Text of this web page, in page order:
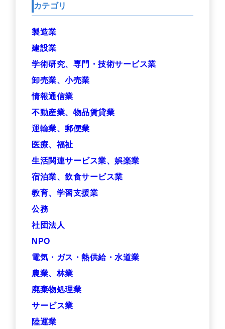
カテゴリ
製造業
建設業
学術研究、専門・技術サービス業
卸売業、小売業
情報通信業
不動産業、物品賃貸業
運輸業、郵便業
医療、福祉
生活関連サービス業、娯楽業
宿泊業、飲食サービス業
教育、学習支援業
公務
社団法人
NPO
電気・ガス・熱供給・水道業
農業、林業
廃棄物処理業
サービス業
陸運業